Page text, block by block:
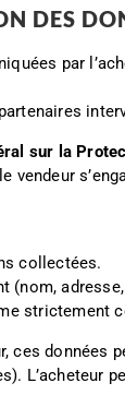
DES
par
sur la
vendeur
collectées.
(nom,
strictement
ces
L’acheteur